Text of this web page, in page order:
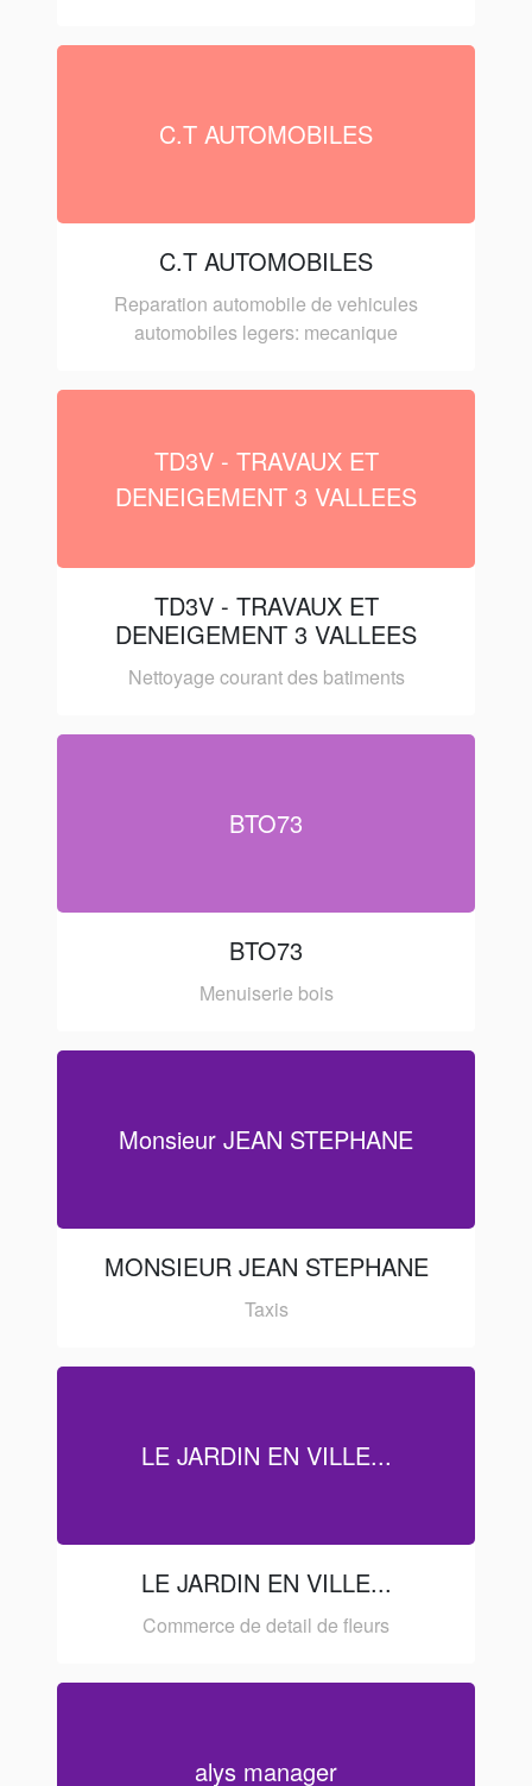
C.T AUTOMOBILES
C.T AUTOMOBILES
Reparation automobile de vehicules
automobiles legers: mecanique
TD3V - TRAVAUX ET
DENEIGEMENT 3 VALLEES
TD3V - TRAVAUX ET
DENEIGEMENT 3 VALLEES
Nettoyage courant des batiments
BTO73
BTO73
Menuiserie bois
Monsieur JEAN STEPHANE
MONSIEUR JEAN STEPHANE
Taxis
LE JARDIN EN VILLE...
LE JARDIN EN VILLE...
Commerce de detail de fleurs
alys manager